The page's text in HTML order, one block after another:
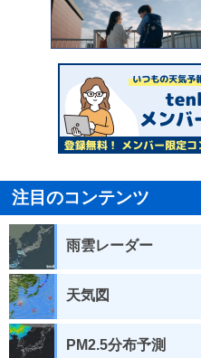
注目のコンテンツ
雨雲レーダー
天気図
PM2.5分布予測